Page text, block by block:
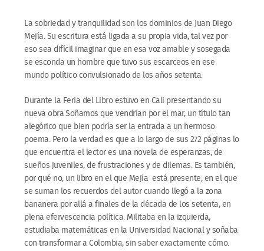
La sobriedad y tranquilidad son los dominios de Juan Diego
Mejía. Su escritura está ligada a su propia vida, tal vez por
eso sea difícil imaginar que en esa voz amable y sosegada
se esconda un hombre que tuvo sus escarceos en ese
mundo político convulsionado de los años setenta.
Durante la Feria del Libro estuvo en Cali presentando su
nueva obra Soñamos que vendrían por el mar, un título tan
alegórico que bien podría ser la entrada a un hermoso
poema. Pero la verdad es que a lo largo de sus 272 páginas lo
que encuentra el lector es una novela de esperanzas, de
sueños juveniles, de frustraciones y de dilemas. Es también,
por qué no, un libro en el que Mejía está presente, en el que
se suman los recuerdos del autor cuando llegó a la zona
bananera por allá a finales de la década de los setenta, en
plena efervescencia política. Militaba en la izquierda,
estudiaba matemáticas en la Universidad Nacional y soñaba
con transformar a Colombia, sin saber exactamente cómo.